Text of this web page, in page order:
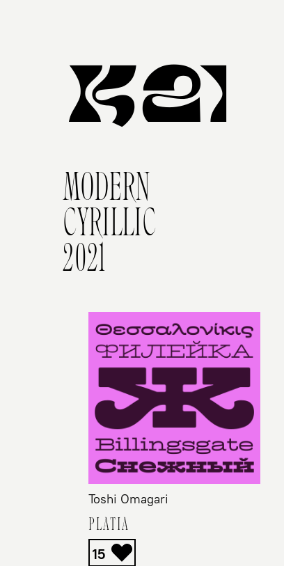
K21
MODERN
CYRILLIC
2021
Toshi Omagari
PLATIA